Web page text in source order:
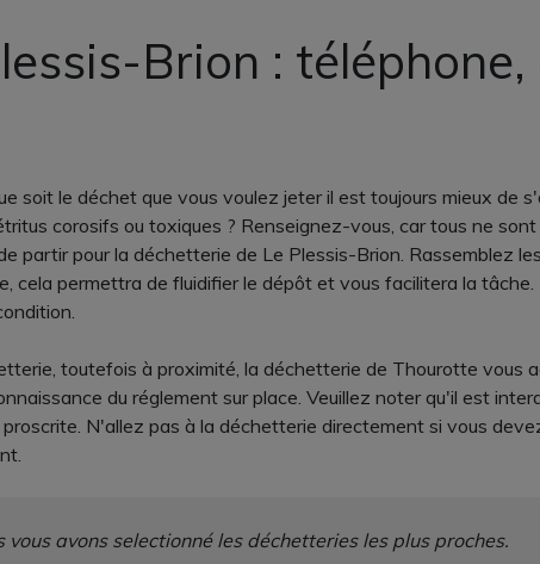
Brion :
soit le déchet que vous voulez jeter il est toujours mieux de
corosifs ou toxiques ? Renseignez-vous, car tous ne
partir pour la déchetterie de Le Plessis-Brion. Rassemblez
cela permettra de fluidifier le dépôt et vous facilitera la tâche.
toutefois à proximité, la déchetterie de Thourotte vous
du réglement sur place. Veuillez noter qu'il est
N'allez pas à la déchetterie directement si vous
avons selectionné les déchetteries les plus proches.